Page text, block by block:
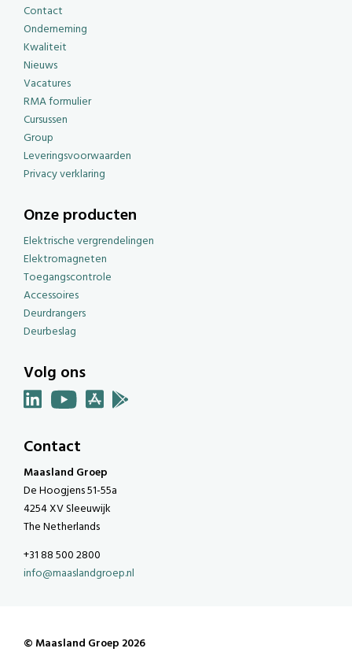
Contact
Onderneming
Kwaliteit
Nieuws
Vacatures
RMA formulier
Cursussen
Group
Leveringsvoorwaarden
Privacy verklaring
Onze producten
Elektrische vergrendelingen
Elektromagneten
Toegangscontrole
Accessoires
Deurdrangers
Deurbeslag
Volg ons
Contact
Maasland Groep
De Hoogjens 51-55a
4254 XV Sleeuwijk
The Netherlands
+31 88 500 2800
info@maaslandgroep.nl
© Maasland Groep 2026